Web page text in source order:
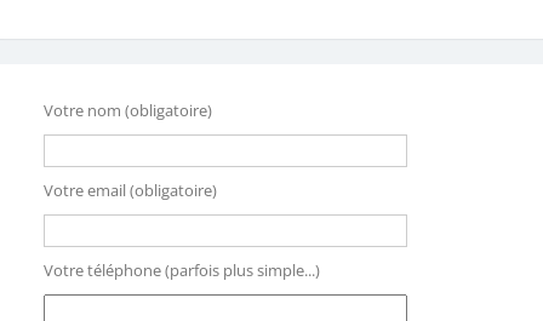
Votre nom (obligatoire)
Votre email (obligatoire)
Votre téléphone (parfois plus simple...)